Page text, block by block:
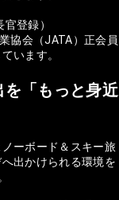
登録）
協会（JATA）正会員
います。
「もっと身近
ーボード＆スキー旅
出かけられる環境を